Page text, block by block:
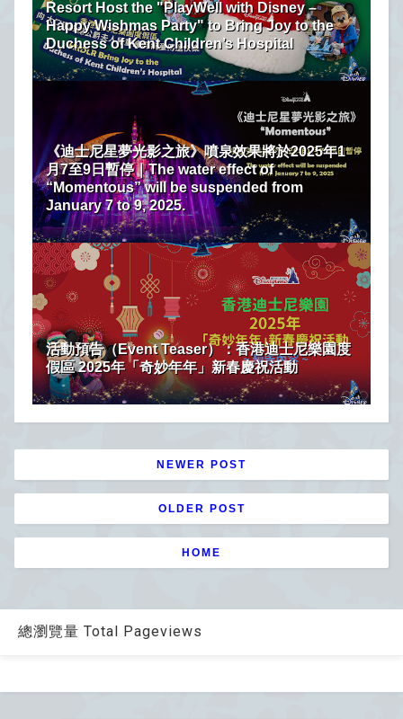
Resort Host the "PlayWell with Disney –
Happy Wishmas Party" to Bring Joy to the
Duchess of Kent Children’s Hospital
《迪士尼星夢光影之旅》噴泉效果將於2025年1
月7至9日暫停｜The water effect of
“Momentous” will be suspended from
January 7 to 9, 2025.
活動預告（Event Teaser）：香港迪士尼樂園度
假區 2025年「奇妙年年」新春慶祝活動
NEWER POST
OLDER POST
HOME
總瀏覽量 Total Pageviews